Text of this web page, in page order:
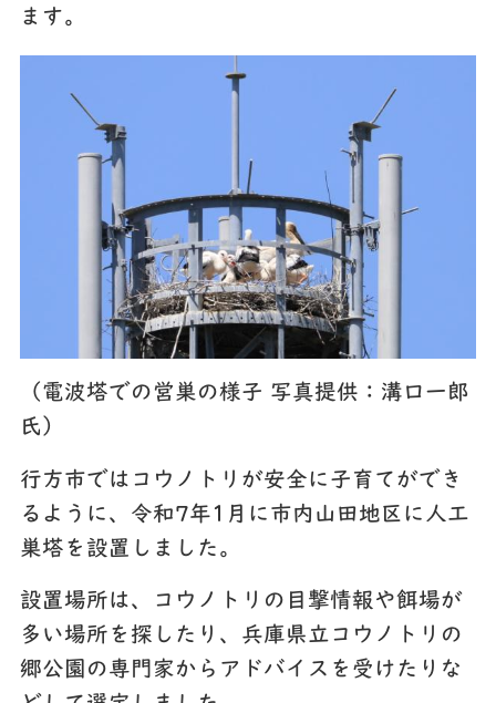
ます。
（電波塔での営巣の様子 写真提供：溝口一郎
氏）
行方市ではコウノトリが安全に子育てができ
るように、令和7年1月に市内山田地区に人工
巣塔を設置しました。
設置場所は、コウノトリの目撃情報や餌場が
多い場所を探したり、兵庫県立コウノトリの
郷公園の専門家からアドバイスを受けたりな